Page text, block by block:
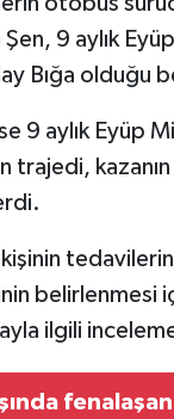
9 aylık
Bığa olduğu
9 aylık Eyüp
trajedi,
belirlenmesi
ilgili